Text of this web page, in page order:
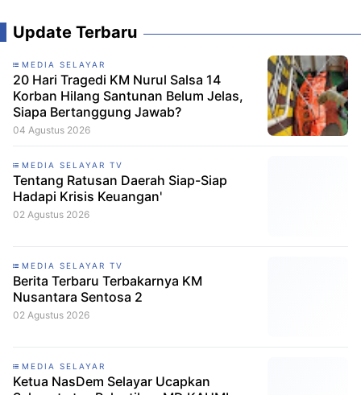
Update Terbaru
MEDIA SELAYAR
20 Hari Tragedi KM Nurul Salsa 14
Korban Hilang Santunan Belum Jelas,
Siapa Bertanggung Jawab?
04 Agustus 2026
MEDIA SELAYAR TV
Tentang Ratusan Daerah Siap-Siap
Hadapi Krisis Keuangan'
02 Agustus 2026
MEDIA SELAYAR TV
Berita Terbaru Terbakarnya KM
Nusantara Sentosa 2
02 Agustus 2026
MEDIA SELAYAR
Ketua NasDem Selayar Ucapkan